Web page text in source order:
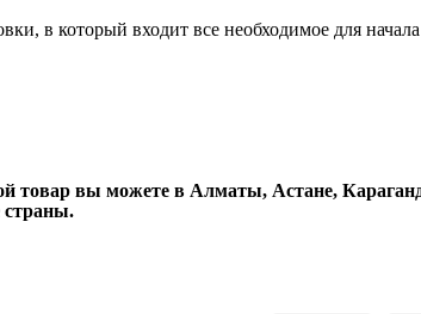
в который входит все необходимое для
товар вы можете в Алматы, Астане,
страны.